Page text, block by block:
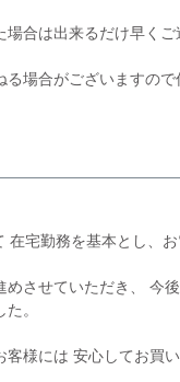
合は出来るだけ早く
場合がございますので
宅勤務を基本とし、
させていただき、 今
。
様には 安心してお買